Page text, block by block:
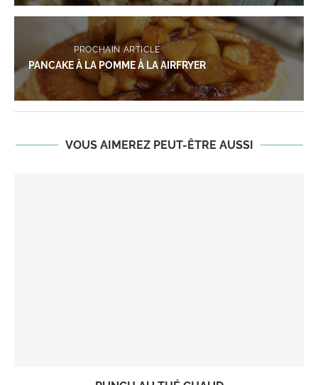
PROCHAIN ARTICLE
PANCAKE À LA POMME À LA AIRFRYER
VOUS AIMEREZ PEUT-ÊTRE AUSSI